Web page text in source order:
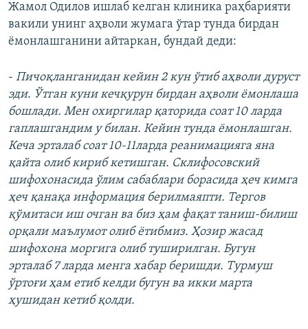
Жамол Одилов ишлаб келган клиника раҳбарияти
вакили унинг аҳволи жумага ўтар тунда бирдан
ёмонлашганини айтаркан, бундай деди:
- Пичоқланганидан кейин 2 кун ўтиб аҳволи дуруст
эди. Ўтган куни кечқурун бирдан аҳволи ёмонлаша
бошлади. Мен охиргилар қаторида соат 10 ларда
гаплашгандим у билан. Кейин тунда ёмонлашган.
Кеча эрталаб соат 10-11ларда реанимацияга яна
қайта олиб кириб кетишган. Склифосовский
шифохонасида ўлим сабаблари борасида ҳеч кимга
ҳеч қанақа информация берилмаяпти. Тергов
қўмитаси иш очган ва биз ҳам фақат таниш-билиш
орқали маълумот олиб ётибмиз. Ҳозир жасад
шифохона моргига олиб туширилган. Бугун
эрталаб 7 ларда менга хабар беришди. Турмуш
ўртоғи ҳам етиб келди бугун ва икки марта
ҳушидан кетиб қолди.